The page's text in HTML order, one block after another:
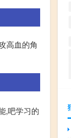
高血的角
,吧学习的